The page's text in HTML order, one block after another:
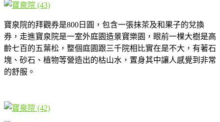
寶泉院的拜觀券是800日圓，包含一張抹茶及和果子的兌換
券，走進寶泉院是一室外庭園造景寶樂園，眼前一棵大樹是高
齡七百的五葉松，整個庭園跟三千院相比實在是不大，有著石
塊、砂石、植物等營造出的枯山水，置身其中讓人感覺到非常
的舒服。